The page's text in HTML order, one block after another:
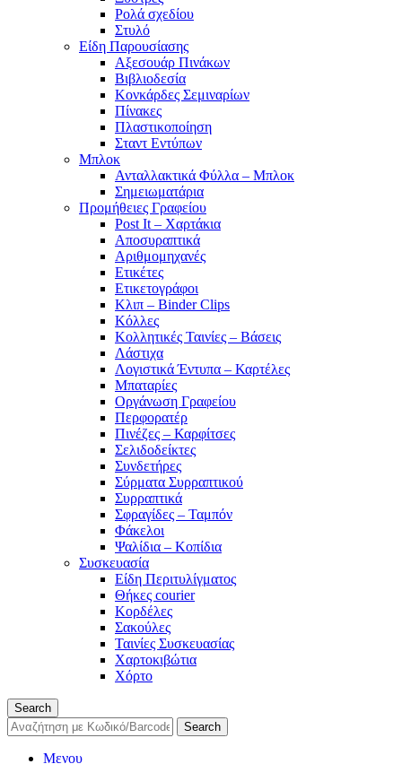
Ρολά σχεδίου
Στυλό
Είδη Παρουσίασης
Αξεσουάρ Πινάκων
Βιβλιοδεσία
Κονκάρδες Σεμιναρίων
Πίνακες
Πλαστικοποίηση
Σταντ Εντύπων
Μπλοκ
Ανταλλακτικά Φύλλα – Μπλοκ
Σημειωματάρια
Προμήθειες Γραφείου
Post It – Χαρτάκια
Αποσυραπτικά
Αριθμομηχανές
Ετικέτες
Ετικετογράφοι
Κλιπ – Binder Clips
Κόλλες
Κολλητικές Ταινίες – Βάσεις
Λάστιχα
Λογιστικά Έντυπα – Καρτέλες
Μπαταρίες
Οργάνωση Γραφείου
Περφορατέρ
Πινέζες – Καρφίτσες
Σελιδοδείκτες
Συνδετήρες
Σύρματα Συρραπτικού
Συρραπτικά
Σφραγίδες – Ταμπόν
Φάκελοι
Ψαλίδια – Κοπίδια
Συσκευασία
Είδη Περιτυλίγματος
Θήκες courier
Κορδέλες
Σακούλες
Ταινίες Συσκευασίας
Χαρτοκιβώτια
Χόρτο
Search
Search
Μενου